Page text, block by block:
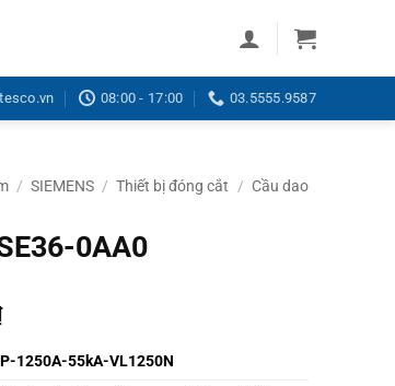
08:00 - 17:00 03.5555.9587
/ SIEMENS / Thiết bị đóng cắt / Cầu dao
0AA0
1250A-55kA-VL1250N